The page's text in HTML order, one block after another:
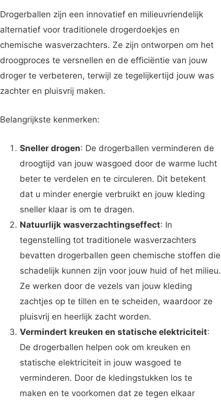
Drogerballen zijn een innovatief en milieuvriendelijk
alternatief voor traditionele drogerdoekjes en
chemische wasverzachters. Ze zijn ontworpen om het
droogproces te versnellen en de efficiëntie van jouw
droger te verbeteren, terwijl ze tegelijkertijd jouw was
zachter en pluisvrij maken.
Belangrijkste kenmerken:
Sneller drogen: De drogerballen verminderen de
droogtijd van jouw wasgoed door de warme lucht
beter te verdelen en te circuleren. Dit betekent
dat u minder energie verbruikt en jouw kleding
sneller klaar is om te dragen.
Natuurlijk wasverzachtingseffect: In
tegenstelling tot traditionele wasverzachters
bevatten drogerballen geen chemische stoffen die
schadelijk kunnen zijn voor jouw huid of het milieu.
Ze werken door de vezels van jouw kleding
zachtjes op te tillen en te scheiden, waardoor ze
pluisvrij en heerlijk zacht worden.
Vermindert kreuken en statische elektriciteit:
De drogerballen helpen ook om kreuken en
statische elektriciteit in jouw wasgoed te
verminderen. Door de kledingstukken los te
maken en te voorkomen dat ze tegen elkaar